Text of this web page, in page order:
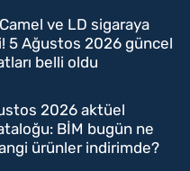
ve LD sigaraya
5 Ağustos 2026 güncel
belli oldu
2026 aktüel
BİM bugün ne
ürünler indirimde?